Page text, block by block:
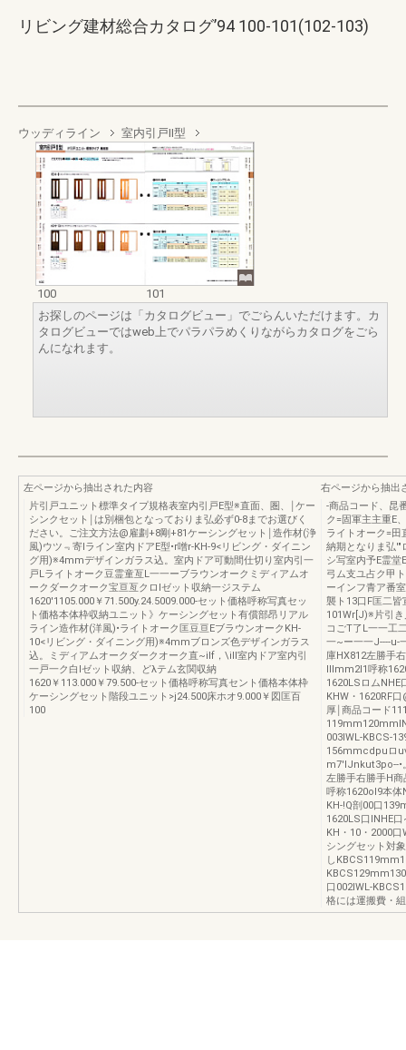
リビング建材総合カタログ’94 100-101(102-103)
ウッディライン 室内引戸Ⅱ型
100
101
お探しのページは「カタログビュー」でごらんいただけます。カ
タログビューではweb上でパラパラめくりながらカタログをごら
んになれます。
左ページから抽出された内容
片引戸ユニット標準タイプ規格表室内引戸E型※直面、圏、￨ケー
シンクセット￨は別梱包となっておりま弘必ず0-8までお選びく
ださい。ご注文方法@雇劃+8剛+81ケーシングセット￨造作材(浄
風)ウツ﹃寄lライン室内ドアE型•r噌r-KH-9<リビング・ダイニン
グ用)※4mmデザインガラス込。室内ドア可動間仕切り室内引一
戸Lライトオーク豆霊童亙L一一ーブラウンオークミディアムオ
ークダークオーク宝亘亙クロlゼット収納一ジステム
1620'1105.000￥71.500y.24.5009.000-セット価格呼称写真セッ
ト価格本体枠収納ユニット》ケーシングセット有償部昂リアル
ライン造作材(洋風)•ライトオーク匡豆亘EブラウンオークKH-
10<リビング・ダイニング用)※4mmブロンズ色デザインガラス
込。ミディアムオークダークオーク直~ilf，\ill室内ドア室内引
一戸一ク白lゼット収納、どλテム玄関収納
1620￥113.000￥79.500-セット価格呼称写真セント価格本体枠
ケーシングセット階段ユニット>j24.500床ホオ9.000￥図匡百
100
右ページから抽出
-商品コード、昆
ク=固軍主主重E
ライトオーク=
納期となりま弘
シ写室内予E霊堂
弓ム支ユ占ク甲
ーインフ青ア番
襲ト13口F匡二
101Wr[J)※片引
コごT了L一一工
一~ー一一J----u-
庫HX812左勝手
lllmm2I1呼称
1620LSロムNHE
KHW・1620RF
厚￨商品コード
003IWL-KBCS-
156mmcdpuロ
m7'lJnkut3po--•
左勝手右勝手H
呼称1620oI9本体
KH-!Q剖00口
1620LS口INHE
KH・10・2000口
シングセット対
し
口002IWL-
格には運搬費・